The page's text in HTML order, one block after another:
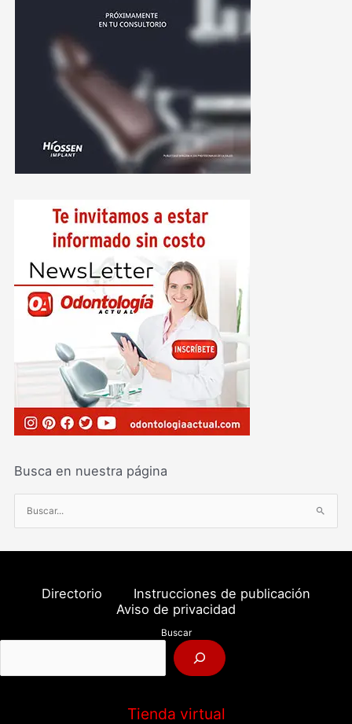
Busca en nuestra página
u
s
o
:
Directorio
Instrucciones de publicación
Aviso de privacidad
Buscar
Tienda virtual